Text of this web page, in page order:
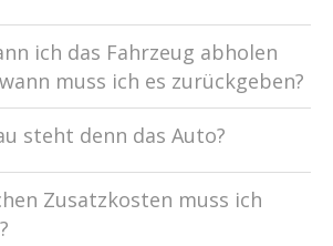
ich das Fahrzeug abholen
muss ich es zurückgeben?
steht denn das Auto?
Zusatzkosten muss ich